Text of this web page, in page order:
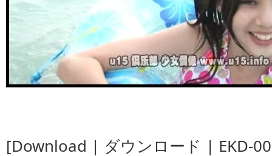
[Download | ダウンロード | EKD-